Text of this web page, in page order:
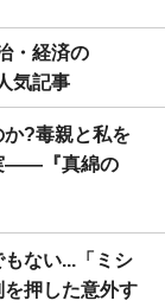
・経済の
気記事
?毒親と私を
――『真綿の
ない...「ミシ
押した意外す